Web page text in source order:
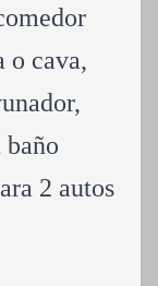
o cava,
2 autos